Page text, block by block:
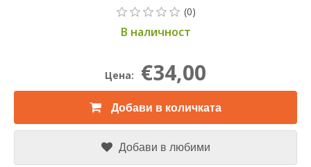
В наличност
Цена: €34,00
Добави в количката
Добави в любими